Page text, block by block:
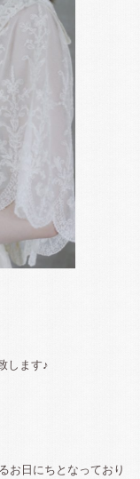
します♪
お日にちとなっており